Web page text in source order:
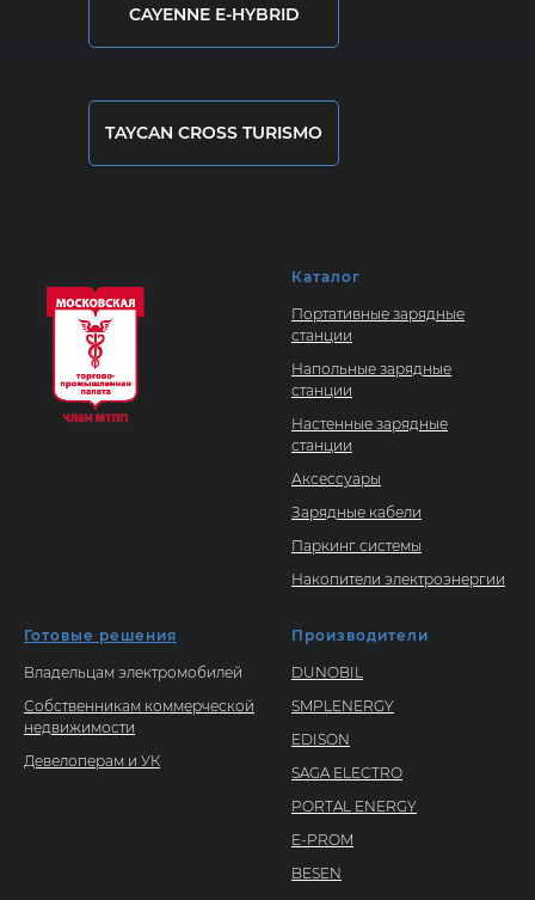
CAYENNE E-HYBRID
TAYCAN CROSS TURISMO
Каталог
Портативные зарядные
станции
Напольные зарядные
станции
Настенные зарядные
станции
Аксессуары
Зарядные кабели
Паркинг системы
Накопители электроэнергии
Готовые решения
Владельцам электромобилей
Собственникам коммерческой
недвижимости
Девелоперам и УК
Производители
DUNOBIL
SMPLENERGY
EDISON
SAGA ELECTRO
PORTAL ENERGY
E-PROM
BESEN